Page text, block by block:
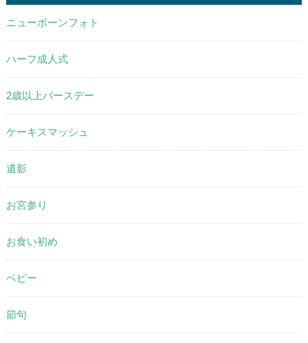
ニューボーンフォト
ハーフ成人式
2歳以上バースデー
ケーキスマッシュ
遺影
お宮参り
お食い初め
ベビー
節句